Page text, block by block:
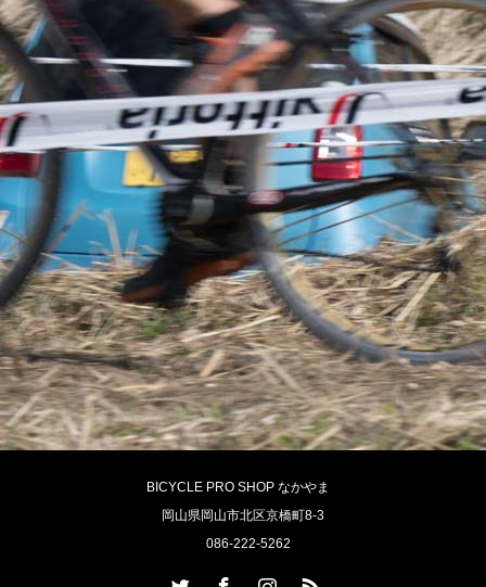
BICYCLE PRO SHOP なかやま
岡山県岡山市北区京橋町8-3
086-222-5262